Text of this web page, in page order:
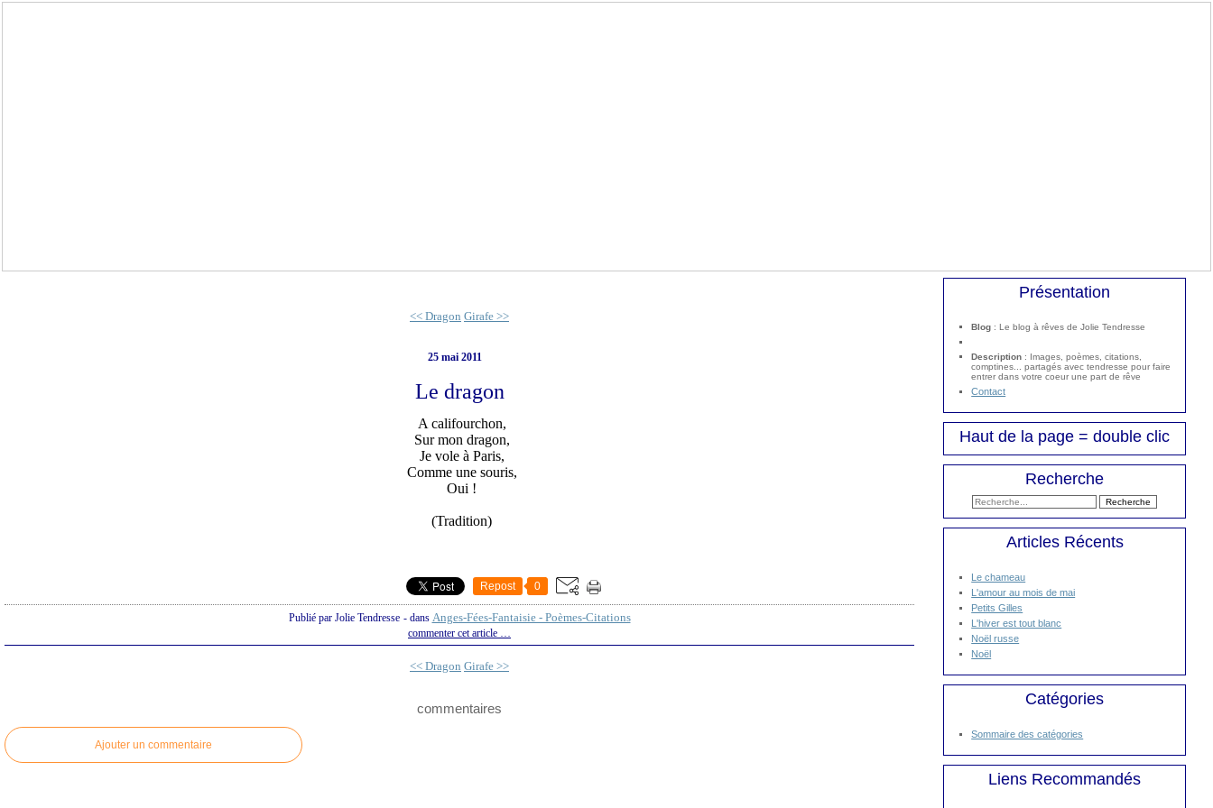
<< Dragon Girafe >>
25 mai 2011
Le dragon
A califourchon,
Sur mon dragon,
Je vole à Paris,
Comme une souris,
Oui !
(Tradition)
Repost 0
Publié par Jolie Tendresse -dans Anges-Fées-Fantaisie - Poèmes-Citations
commenter cet article …
<< Dragon Girafe >>
commentaires
Ajouter un commentaire
Présentation
Blog : Le blog à rêves de Jolie Tendresse
Description : Images, poèmes, citations,
comptines... partagés avec tendresse pour faire
entrer dans votre coeur une part de rêve
Contact
Haut de la page = double clic
Recherche
Articles Récents
Le chameau
L'amour au mois de mai
Petits Gilles
L'hiver est tout blanc
Noël russe
Noël
Catégories
Sommaire des catégories
Liens Recommandés